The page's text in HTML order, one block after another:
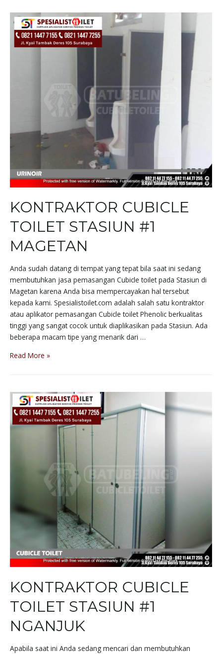
KONTRAKTOR CUBICLE
TOILET STASIUN #1
MAGETAN
Anda sudah datang di tempat yang tepat bila saat ini sedang
membutuhkan jasa pemasangan Cubicle toilet pada Stasiun di
Magetan karena Anda bisa mempercayakan hal tersebut
kepada kami. Spesialistoilet.com adalah salah satu kontraktor
atau aplikator pemasangan Cubicle toilet Phenolic berkualitas
tinggi yang sangat cocok untuk diaplikasikan pada Stasiun. Ada
beberapa macam tipe yang menarik dari …
Read More »
KONTRAKTOR CUBICLE
TOILET STASIUN #1
NGANJUK
Apabila saat ini Anda sedang mencari dan membutuhkan